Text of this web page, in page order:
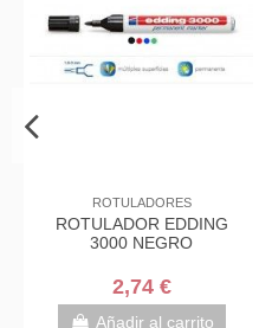
ROTULADORES
ROTULADOR EDDING
3000 NEGRO
2,74 €
Añadir al carrito